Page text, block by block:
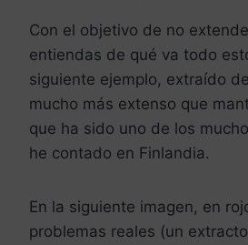
Con el objetivo de no
entiendas de qué va todo
siguiente ejemplo, extraído
mucho más extenso que
que ha sido uno de los
he contado en Finlandia.
En la siguiente imagen, en
problemas reales (un